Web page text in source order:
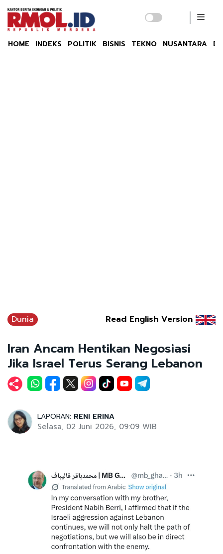
HOME INDEKS POLITIK BISNIS TEKNO NUSANTARA
Dunia Read English Version
Iran Ancam Hentikan Negosiasi
Jika Israel Terus Serang Lebanon
LAPORAN: RENI ERINA
Selasa, 02 Juni 2026, 09:09 WIB